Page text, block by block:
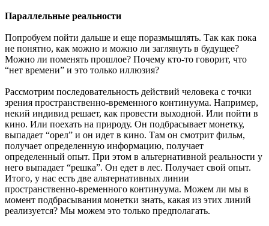
Параллельные реальности
Попробуем пойти дальше и еще поразмышлять. Так как пока
не понятно, как можно и можно ли заглянуть в будущее?
Можно ли поменять прошлое? Почему кто-то говорит, что
“нет времени” и это только иллюзия?
Рассмотрим последовательность действий человека с точки
зрения пространственно-временного континуума. Например,
некий индивид решает, как провести выходной. Или пойти в
кино. Или поехать на природу. Он подбрасывает монетку,
выпадает “орел” и он идет в кино. Там он смотрит фильм,
получает определенную информацию, получает
определенный опыт. При этом в альтернативной реальности у
него выпадает “решка”. Он едет в лес. Получает свой опыт.
Итого, у нас есть две альтернативных линии
пространственно-временного континуума. Можем ли мы в
момент подбрасывания монетки знать, какая из этих линий
реализуется? Мы можем это только предполагать.